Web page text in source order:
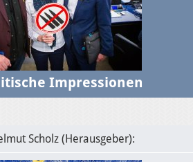
Impressionen
Scholz (Herausgeber):